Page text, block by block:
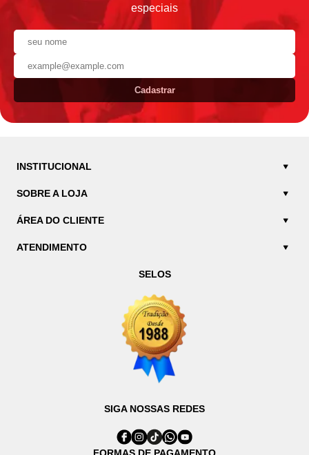
especiais
Cadastrar
INSTITUCIONAL
SOBRE A LOJA
ÁREA DO CLIENTE
ATENDIMENTO
SELOS
SIGA NOSSAS REDES
FORMAS DE PAGAMENTO